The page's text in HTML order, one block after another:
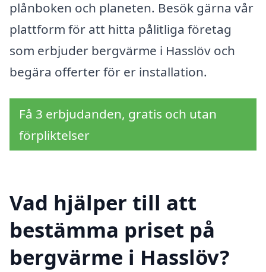
plånboken och planeten. Besök gärna vår
plattform för att hitta pålitliga företag
som erbjuder bergvärme i Hasslöv och
begära offerter för er installation.
Få 3 erbjudanden, gratis och utan
förpliktelser
Vad hjälper till att
bestämma priset på
bergvärme i Hasslöv?